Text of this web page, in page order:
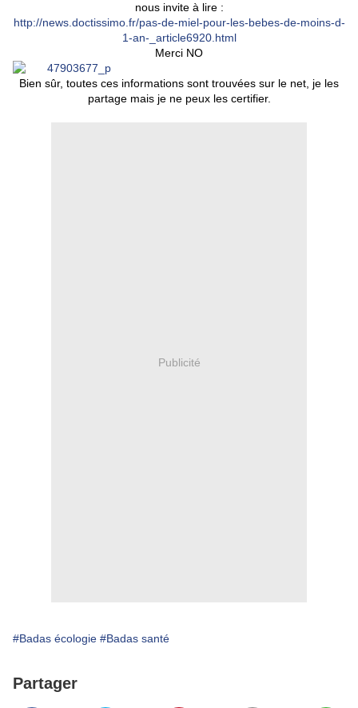
nous invite à lire :
http://news.doctissimo.fr/pas-de-miel-pour-les-bebes-de-moins-d-
1-an-_article6920.html
Merci NO
Bien sûr, toutes ces informations sont trouvées sur le net, je les
partage mais je ne peux les certifier.
Publicité
#Badas écologie #Badas santé
Partager